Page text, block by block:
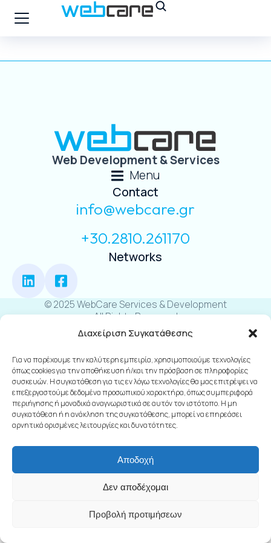
Διαχείριση Συγκατάθεσης
Για να παρέχουμε την καλύτερη εμπειρία, χρησιμοποιούμε τεχνολογίες
όπως cookies για την αποθήκευση ή/και την πρόσβαση σε πληροφορίες
συσκευών. Η συγκατάθεση για τις εν λόγω τεχνολογίες θα μας επιτρέψει να
επεξεργαστούμε δεδομένα προσωπικού χαρακτήρα, όπως συμπεριφορά
περιήγησης ή μοναδικά αναγνωριστικά σε αυτόν τον ιστότοπο. Η μη
συγκατάθεση ή η ανάκληση της συγκατάθεσης, μπορεί να επηρεάσει
αρνητικά ορισμένες λειτουργίες και δυνατότητες.
Αποδοχή
Δεν αποδέχομαι
Προβολή προτιμήσεων
Web Development & Services
Menu
Contact
info@webcare.gr
+30.2810.261170
Networks
© 2025 WebCare Services & Development
All Rights Reserved